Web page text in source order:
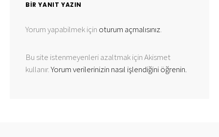
BIR YANIT YAZIN
Yorum yapabilmek için oturum açmalısınız.
Bu site istenmeyenleri azaltmak için Akismet
kullanır.Yorum verilerinizin nasıl işlendiğini öğrenin.